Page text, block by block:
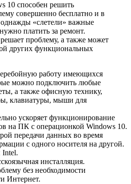
10 способен решить
совершенно бесплатно и в
«слетели» важные
платить за ремонт.
проблему, а также может
других функциональных
работу имеющихся
можно подключить любые
а также офисную технику,
клавиатуры, мыши для
ускоряет функционирование
на ПК с операционкой Windows 10.
передачи данных во время
с одного носителя на другой.
инсталляция.
без необходимости
Интернет.